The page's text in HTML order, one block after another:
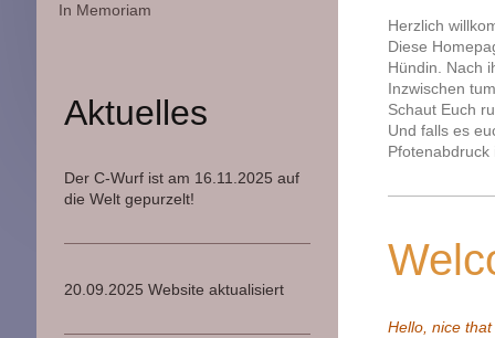
Herzlich
Diese
Hündin. Nach
Inzwischen
Schaut Euch
Und falls es
Hello, nice
In Memoriam
Aktuelles
Der C-Wurf ist am 16.11.2025 auf
die Welt gepurzelt!
20.09.2025 Website aktualisiert